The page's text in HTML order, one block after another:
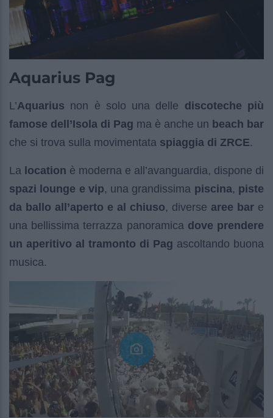
Aquarius Pag
L’Aquarius non è solo una delle discoteche più
famose dell’Isola di Pag ma è anche un beach bar
che si trova sulla movimentata spiaggia di ZRCE.
La location è moderna e all’avanguardia, dispone di
spazi lounge e vip, una grandissima piscina, piste
da ballo all’aperto e al chiuso, diverse aree bar e
una bellissima terrazza panoramica dove prendere
un aperitivo al tramonto di Pag ascoltando buona
musica.